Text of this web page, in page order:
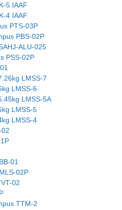
5 IAAF
4 IAAF
PTS-03P
PBS-02P
ALU-025
PSS-02P
LMSS-7
LMSS-6
LMSS-5A
LMSS-5
LMSS-4
01
02P
02
TTM-2